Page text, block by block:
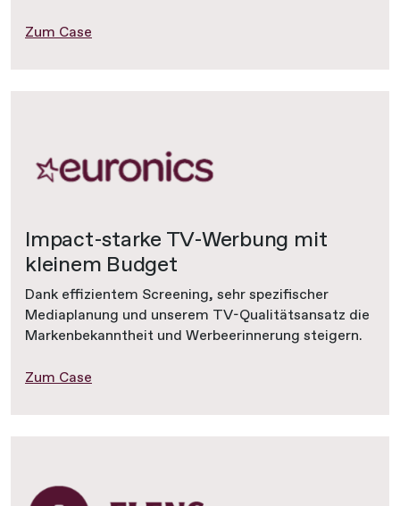
Zum Case
Impact-starke TV-Werbung mit
kleinem Budget
Dank effizientem Screening, sehr spezifischer
Mediaplanung und unserem TV-Qualitätsansatz die
Markenbekanntheit und Werbeerinnerung steigern.
Zum Case